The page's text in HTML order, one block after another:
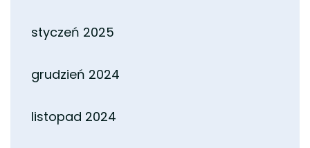
styczeń 2025
grudzień 2024
listopad 2024